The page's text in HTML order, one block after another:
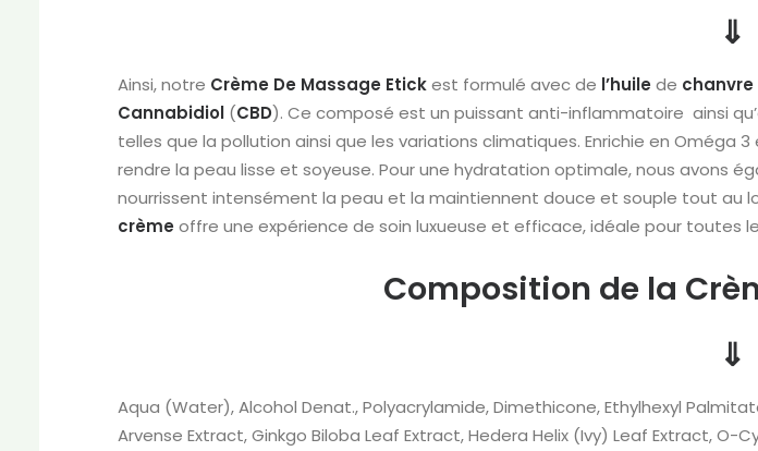
⇓
Ainsi, notre Crème De Massage Etickest formulé avec de l’huile de chanvre
Cannabidiol (CBD). Ce composé est un puissant anti-inflammatoire ainsi
telles que la pollution ainsi que les variations climatiques. Enrichie en Oméga
rendre la peau lisse et soyeuse. Pour une hydratation optimale, nous avons
nourrissent intensément la peau et la maintiennent douce et souple tout au
crème offre une expérience de soin luxueuse et efficace, idéale pour toutes
Composition de la
⇓
Aqua (Water), Alcohol Denat., Polyacrylamide, Dimethicone, Ethylhexyl
Arvense Extract, Ginkgo Biloba Leaf Extract, Hedera Helix (Ivy) Leaf Extract,